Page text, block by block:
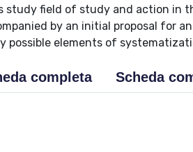
study field of study and action in
by an initial proposal for
possible elements of
completa Scheda